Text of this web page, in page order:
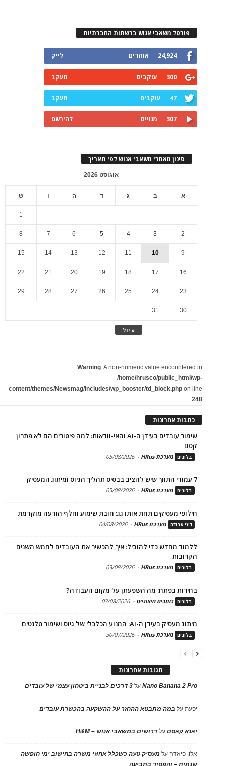
פורטל משאבי אנוש ברשתות החברתיות
24,924 אוהדים לייק
300 עוקבים מעקב
47 עוקבים מעקב
307 מנויים להירשם
סינון מאמרי משאבי אנוש לפי תאריך
אוגוסט 2026
א ב ג ד ה ו ש
« יול
1
2
3
4
5
6
7
8
9
10
11
12
13
14
15
16
17
18
19
20
21
22
23
24
25
26
27
28
29
30
31
Warning: A non-numeric value encountered in
/home/hrusco/public_html/wp-
content/themes/Newsmag/includes/wp_booster/td_block.php on line
248
כתבות אחרונות
שימור עובדים בעידן ה-AI והאי-וודאות: למה פיטורים הם לא פתרון
קסם
בלוגים מערכת HRus -
05/08/2026
7 עמודי התווך שיש להציב בבסיס תהליך הגיוס ומיתוג המעסיק
בלוגים מערכת HRus -
05/08/2026
חילופי מעסיקים תחת אותו גג: חובת שימוע וחלף הודעה מוקדמת
דיני עבודה מערכת HRus -
04/08/2026
ללמוד מחדש כדי להוביל: איך להכשיר את העובדים לחמש השנים
הקרובות
בלוגים מערכת HRus -
03/08/2026
בחירות בפתח: מה השפעתן על מקום העבודה?
בלוגים כותבים חיצוניים -
03/08/2026
מיתוג מעסיק בעידן ה-AI: המנוע הכלכלי של גיוס ושימור טלנטים
בלוגים מערכת HRus -
30/07/2026
תגובות אחרונות
Nano Banana 2 Proעל 3 דרכים לבניית ביטחון עצמי של עובדים
יפעתעל במה מתבטא ההחזר על ההשקעה בהכשרת עובדים
יאנא קאסםעלדרושים במשאבי אנוש – H&M
אלון פיאדה על מעסיק טעה כשכלל אחוזי משרה בחישוב ימי חופשה